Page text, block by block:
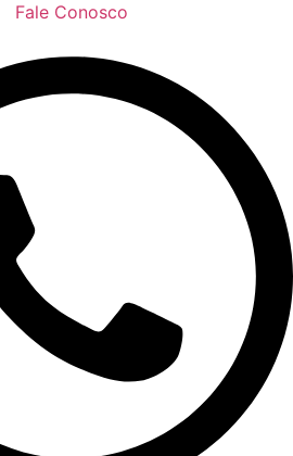
Fale Conosco